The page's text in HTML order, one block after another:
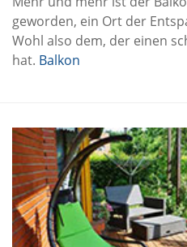
geworden, ein Ort der
Wohl also dem, der einen
hat. Balkon